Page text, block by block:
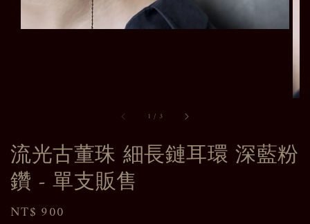
1 / 3
流光古董珠 細長鏈耳環 深藍粉
鑽 - 單支販售
Regular
NT$ 900